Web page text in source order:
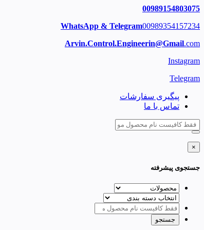
00989154803075
WhatsApp & Telegram00989354157234
Arvin.Control.Engineerin@Gmail.com
Instagram
Telegram
پیگیری سفارشات
تماس با ما
×
جستجوی پیشرفته